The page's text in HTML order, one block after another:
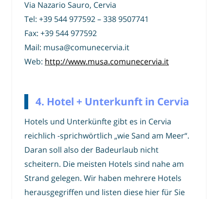
Via Nazario Sauro, Cervia
Tel: +39 544 977592 – 338 9507741
Fax: +39 544 977592
Mail: musa@comunecervia.it
Web: http://www.musa.comunecervia.it
4. Hotel + Unterkunft in Cervia
Hotels und Unterkünfte gibt es in Cervia
reichlich -sprichwörtlich „wie Sand am Meer“.
Daran soll also der Badeurlaub nicht
scheitern. Die meisten Hotels sind nahe am
Strand gelegen. Wir haben mehrere Hotels
herausgegriffen und listen diese hier für Sie